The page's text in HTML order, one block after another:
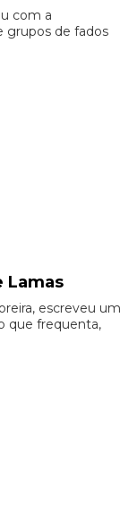
com a
grupos de fados
Lamas
escreveu um
que frequenta,